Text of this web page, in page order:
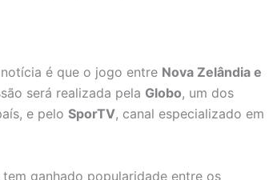
é que o jogo entre Nova Zelândia e
será realizada pela Globo, um dos
e pelo SporTV, canal especializado em
tem ganhado popularidade entre os